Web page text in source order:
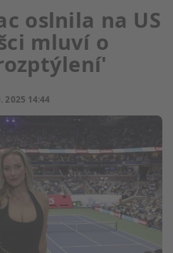
oslnila na US
mluví o
2025 14:44